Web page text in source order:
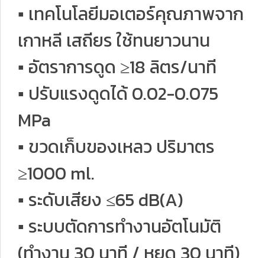
▪ เทคโนโลยีมอเตอร์คุณภาพจาก
เกาหลี เสถียร ใช้ทนยาวนาน
▪ อัตราการดูด ≥18 ลิตร/นาที
▪ ปรับแรงดูดได้ 0.02-0.075
MPa
▪ ขวดเก็บของเหลว ปริมาตร
≥1000 ml.
▪ ระดับเสียง ≤65 dB(A)
▪ ระบบตัดการทำงานอัตโนมัติ